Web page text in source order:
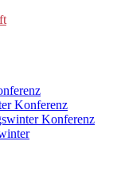
Konferenz
Konferenz